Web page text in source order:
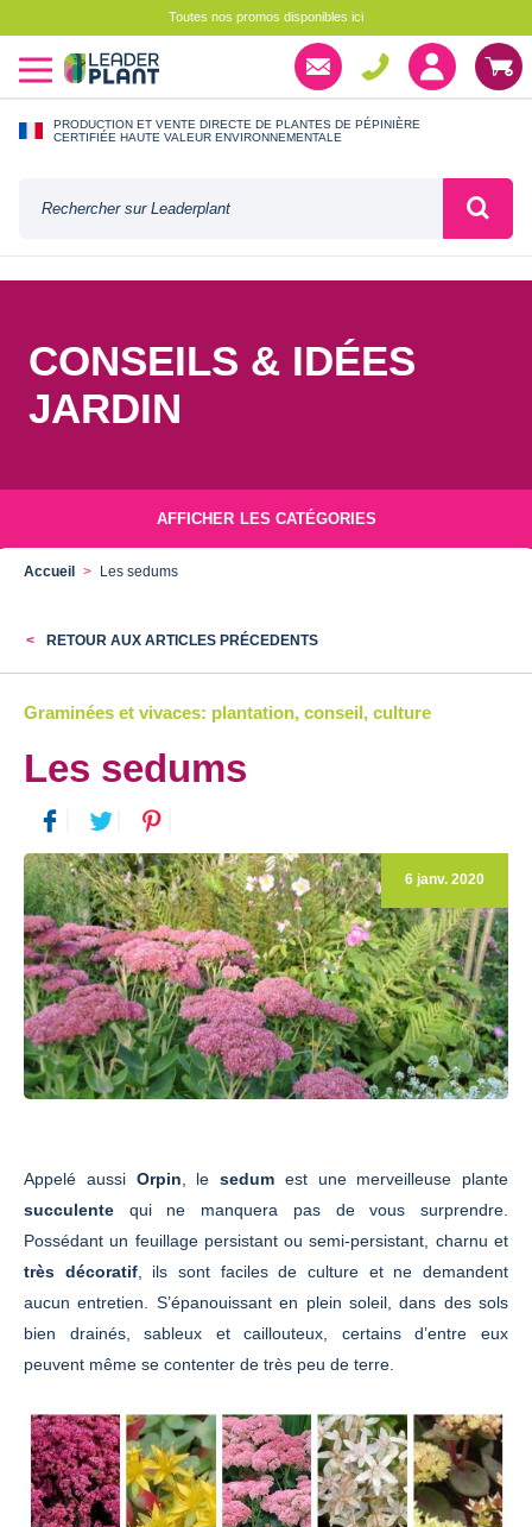
Toutes nos promos disponibles ici
PRODUCTION ET VENTE DIRECTE DE PLANTES DE PÉPINIÈRE
CERTIFIÉE HAUTE VALEUR ENVIRONNEMENTALE
CONSEILS & IDÉES
JARDIN
AFFICHER LES CATÉGORIES
Accueil Les sedums
RETOUR AUX ARTICLES PRÉCEDENTS
Graminées et vivaces: plantation, conseil, culture
Les sedums
6 janv. 2020
Appelé aussi Orpin, le sedum est une merveilleuse plante
succulente qui ne manquera pas de vous surprendre.
Possédant un feuillage persistant ou semi-persistant, charnu et
très décoratif, ils sont faciles de culture et ne demandent
aucun entretien. S’épanouissant en plein soleil, dans des sols
bien drainés, sableux et caillouteux, certains d’entre eux
peuvent même se contenter de très peu de terre.